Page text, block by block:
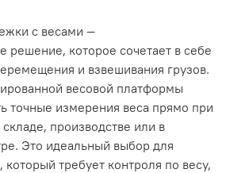
с весами —
решение, которое сочетает в себе
и взвешивания грузов.
весовой платформы
точные измерения веса прямо при
производстве или в
Это идеальный выбор для
требует контроля по весу,